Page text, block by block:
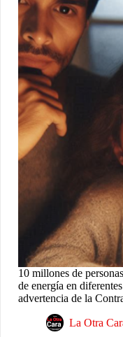
10 millones de
de energía en
advertencia de la
La Otra